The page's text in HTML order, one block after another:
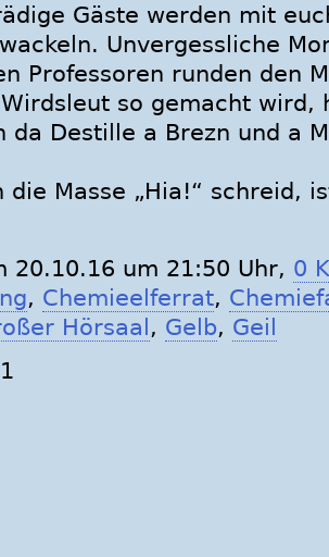
Gäste werden mit
Unvergessliche
Professoren runden den
so gemacht wird,
da Destille a Brezn und a
die Masse „Hia!“ schreid,
20.10.16 um 21:50 Uhr, 0
, Chemieelferrat,
Hörsaal, Gelb, Geil